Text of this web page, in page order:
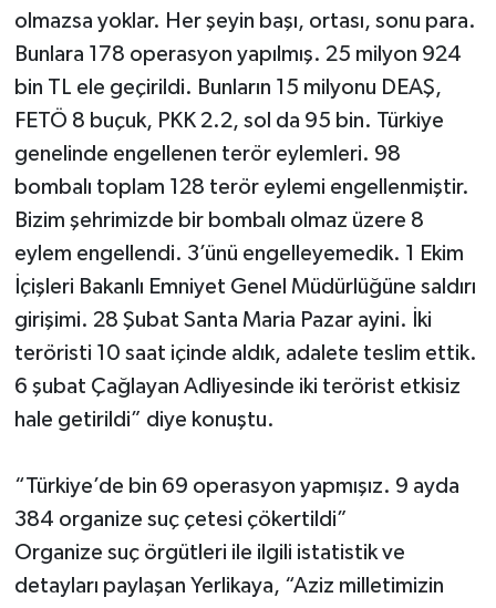
olmazsa yoklar. Her şeyin başı, ortası, sonu para.
Bunlara 178 operasyon yapılmış. 25 milyon 924
bin TL ele geçirildi. Bunların 15 milyonu DEAŞ,
FETÖ 8 buçuk, PKK 2.2, sol da 95 bin. Türkiye
genelinde engellenen terör eylemleri. 98
bombalı toplam 128 terör eylemi engellenmiştir.
Bizim şehrimizde bir bombalı olmaz üzere 8
eylem engellendi. 3’ünü engelleyemedik. 1 Ekim
İçişleri Bakanlı Emniyet Genel Müdürlüğüne saldırı
girişimi. 28 Şubat Santa Maria Pazar ayini. İki
teröristi 10 saat içinde aldık, adalete teslim ettik.
6 şubat Çağlayan Adliyesinde iki terörist etkisiz
hale getirildi” diye konuştu.
“Türkiye’de bin 69 operasyon yapmışız. 9 ayda
384 organize suç çetesi çökertildi”
Organize suç örgütleri ile ilgili istatistik ve
detayları paylaşan Yerlikaya, “Aziz milletimizin